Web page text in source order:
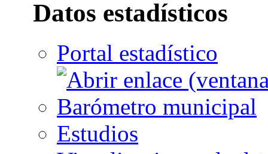
Datos estadísticos
Portal estadístico
Barómetro municipal
Estudios